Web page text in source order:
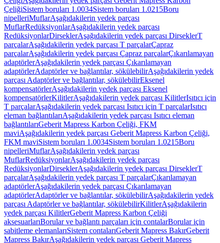
ÇeliğiSistem boruları 1.0034Sistem boruları 1.0215Boru
nipelleriMuflarAşağıdakilerin yedek parçası
MuflarRedüksiyonlarAşağıdakilerin yedek parçası
RedüksiyonlarDirseklerAşağıdakilerin yedek parçası DirseklerT
parçalarAşağıdakilerin yedek parçası T parçalarÇapraz
parçalarAşağıdakilerin yedek parçası Çapraz parçalarÇıkarılamayan
adaptörlerAşağıdakilerin yedek parçası Çıkarılamayan
adaptörlerAdaptörler ve bağlantılar, sökülebilirAşağıdakilerin yedek
parçası Adaptörler ve bağlantılar, sökülebilirEksenel
kompensatörlerAşağıdakilerin yedek parçası Eksenel
kompensatörlerKilitlerAşağıdakilerin yedek parçası KilitlerIsıtıcı için
T parçalarAşağıdakilerin yedek parçası Isıtıcı için T parçalarIsıtıcı
eleman bağlantılarıAşağıdakilerin yedek parçası Isıtıcı eleman
bağlantılarıGeberit Mapress Karbon Çeliği, FKM
maviAşağıdakilerin yedek parçası Geberit Mapress Karbon Çeliği,
FKM maviSistem boruları 1.0034Sistem boruları 1.0215Boru
nipelleriMuflarAşağıdakilerin yedek parçası
MuflarRedüksiyonlarAşağıdakilerin yedek parçası
RedüksiyonlarDirseklerAşağıdakilerin yedek parçası DirseklerT
parçalarAşağıdakilerin yedek parçası T parçalarÇıkarılamayan
adaptörlerAşağıdakilerin yedek parçası Çıkarılamayan
adaptörlerAdaptörler ve bağlantılar, sökülebilirAşağıdakilerin yedek
parçası Adaptörler ve bağlantılar, sökülebilirKilitlerAşağıdakilerin
yedek parçası KilitlerGeberit Mapress Karbon Çeliği
aksesuarlarıBorular ve bağlantı parçaları için contalarBorular için
sabitleme elemanlarıSistem contalarıGeberit Mapress BakırGeberit
Mapress BakırAşağıdakilerin yedek parçası Geberit Mapress